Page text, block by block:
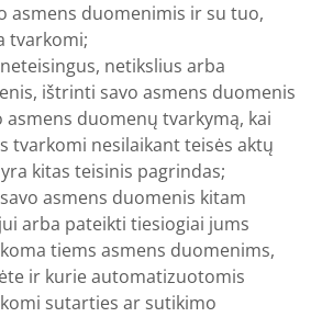
asmens duomenimis ir su tuo,
tvarkomi;
netikslius arba
ištrinti savo asmens duomenis
duomenų tvarkymą, kai
tvarkomi nesilaikant teisės aktų
kitas teisinis pagrindas;
asmens duomenis kitam
arba pateikti tiesiogiai jums
tiems asmens duomenims,
ir kurie automatizuotomis
sutarties ar sutikimo